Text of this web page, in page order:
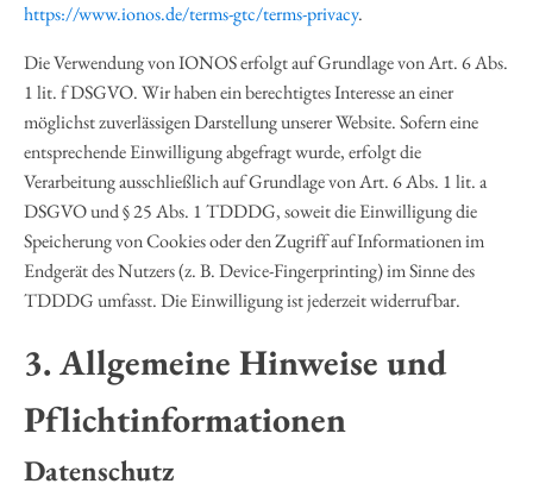
https://www.ionos.de/terms-gtc/terms-privacy.
Die Verwendung von IONOS erfolgt auf Grundlage von Art. 6 Abs.
1 lit. f DSGVO. Wir haben ein berechtigtes Interesse an einer
möglichst zuverlässigen Darstellung unserer Website. Sofern eine
entsprechende Einwilligung abgefragt wurde, erfolgt die
Verarbeitung ausschließlich auf Grundlage von Art. 6 Abs. 1 lit. a
DSGVO und § 25 Abs. 1 TDDDG, soweit die Einwilligung die
Speicherung von Cookies oder den Zugriff auf Informationen im
Endgerät des Nutzers (z. B. Device-Fingerprinting) im Sinne des
TDDDG umfasst. Die Einwilligung ist jederzeit widerrufbar.
3. Allgemeine Hinweise und
Pflicht­informationen
Datenschutz